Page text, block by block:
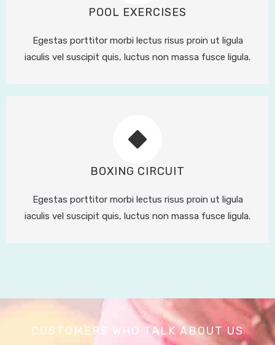
POOL EXERCISES
Egestas porttitor morbi lectus risus proin ut ligula
iaculis vel suscipit quis, luctus non massa fusce ligula.
BOXING CIRCUIT
Egestas porttitor morbi lectus risus proin ut ligula
iaculis vel suscipit quis, luctus non massa fusce ligula.
CUSTOMERS WHO TALK ABOUT US